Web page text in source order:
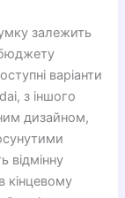
залежить
бюджету
варіанти
з іншого
дизайном,
відмінну
кінцевому